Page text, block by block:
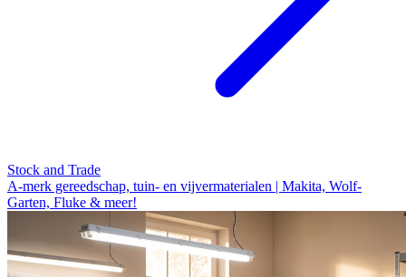
Stock and Trade
A-merk gereedschap, tuin- en vijvermaterialen | Makita, Wolf-
Garten, Fluke & meer!